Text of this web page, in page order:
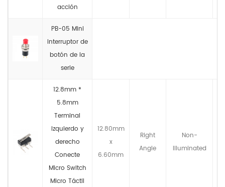
acción
PB-05 Mini
interruptor de
botón de la
serie
12.8mm *
5.8mm
Terminal
izquierdo y
derecho
Conecte
Micro Switch
Micro Táctil
12.80mm
x
6.60mm
Right
Angle
Non-
llluminated